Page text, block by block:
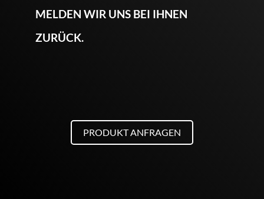
MELDEN WIR UNS BEI IHNEN
ZURÜCK.
PRODUKT ANFRAGEN